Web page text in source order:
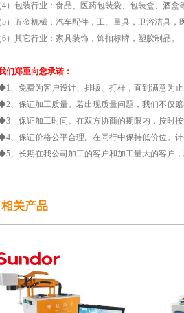
）包装行业：食品、医药包装袋、包装盒、酒盒
）五金机械：汽车配件，工、量具，卫浴洁具，
）其它行业：家具装饰，饰扣标牌，塑胶制品。
们郑重向您承诺：
、免费为客户设计、排版、打样，直到满意为止
、保证加工质量。若出现质量问题，我们不仅赔
、保证加工时间。在双方协商的期限内，按时按
、保证价格公平合理。在同行中保持低价位。计
、长期在我公司加工的客户和加工量大的客户，
相关产品